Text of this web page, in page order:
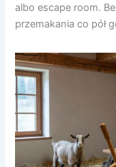
albo escape room.
przemakania co pół